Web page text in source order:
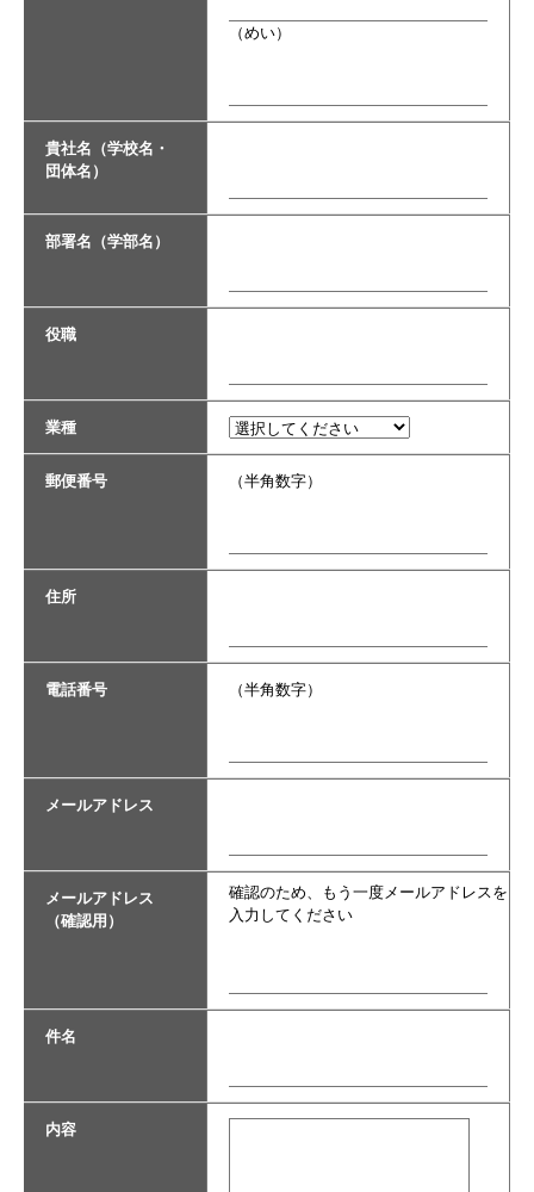
（めい）
貴社名（学校名・
団体名）
部署名（学部名）
役職
業種
郵便番号 （半角数字）
住所
電話番号 （半角数字）
メールアドレス
メールアドレス
（確認用）
確認のため、もう一度メールアドレスを
入力してください
件名
内容